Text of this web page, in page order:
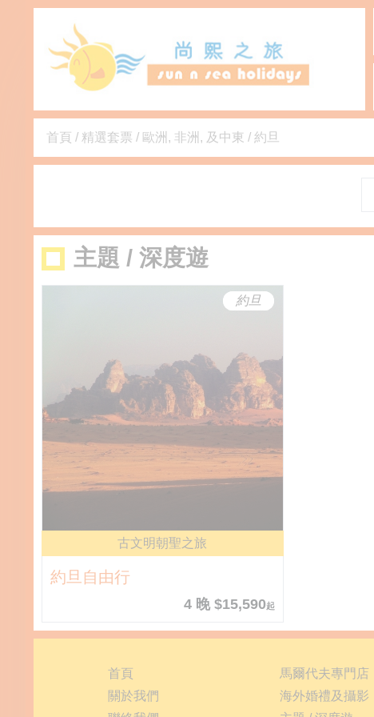
首頁 / 精選套票 / 歐洲, 非洲, 及中東 / 約旦
主題 / 深度遊
約旦
古文明朝聖之旅
約旦自由行
4 晚 $15,590起
首頁
關於我們
馬爾代夫專門店
海外婚禮及攝影